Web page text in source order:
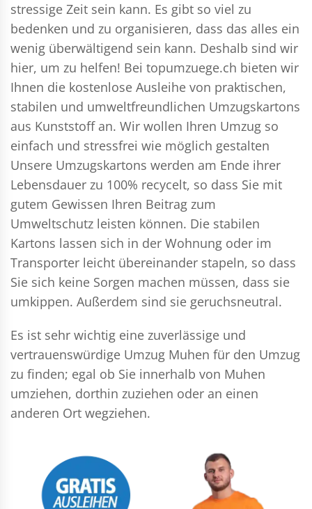
stressige Zeit sein kann. Es gibt so viel zu
bedenken und zu organisieren, dass das alles ein
wenig überwältigend sein kann. Deshalb sind wir
hier, um zu helfen! Bei topumzuege.ch bieten wir
Ihnen die kostenlose Ausleihe von praktischen,
stabilen und umweltfreundlichen Umzugskartons
aus Kunststoff an. Wir wollen Ihren Umzug so
einfach und stressfrei wie möglich gestalten
Unsere Umzugskartons werden am Ende ihrer
Lebensdauer zu 100% recycelt, so dass Sie mit
gutem Gewissen Ihren Beitrag zum
Umweltschutz leisten können. Die stabilen
Kartons lassen sich in der Wohnung oder im
Transporter leicht übereinander stapeln, so dass
Sie sich keine Sorgen machen müssen, dass sie
umkippen. Außerdem sind sie geruchsneutral.
Es ist sehr wichtig eine zuverlässige und
vertrauenswürdige Umzug Muhen für den Umzug
zu finden; egal ob Sie innerhalb von Muhen
umziehen, dorthin zuziehen oder an einen
anderen Ort wegziehen.